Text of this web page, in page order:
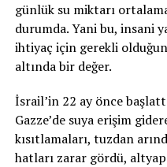
günlük su miktarı
durumda. Yani bu, insani
ihtiyaç için gerekli
altında bir değer.
İsrail’in 22 ay önce
Gazze’de suya erişim
kısıtlamaları, tuzdan
hatları zarar gördü,